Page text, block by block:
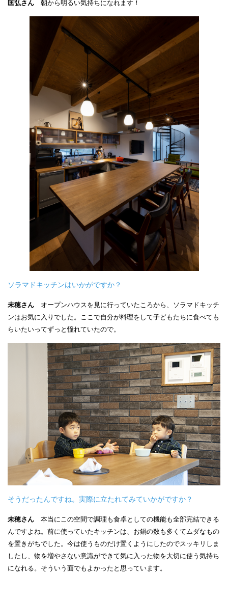
匡弘さん 朝から明るい気持ちになれます！
ソラマドキッチンはいかがですか？
未穂さん
オープンハウスを見に行っていたころから、ソラマドキッチ
ンはお気に入りでした。ここで自分が料理をして子どもたちに食べても
らいたいってずっと憧れていたので。
そうだったんですね。実際に立たれてみていかがですか？
未穂さん
本当にこの空間で調理も食卓としての機能も全部完結できる
んですよね。前に使っていたキッチンは、お鍋の数も多くてムダなもの
を置きがちでした。今は使うものだけ置くようにしたのでスッキリしま
したし、物を増やさない意識ができて気に入った物を大切に使う気持ち
になれる。そういう面でもよかったと思っています。